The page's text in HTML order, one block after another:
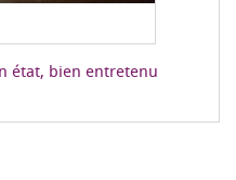
état, bien entretenu